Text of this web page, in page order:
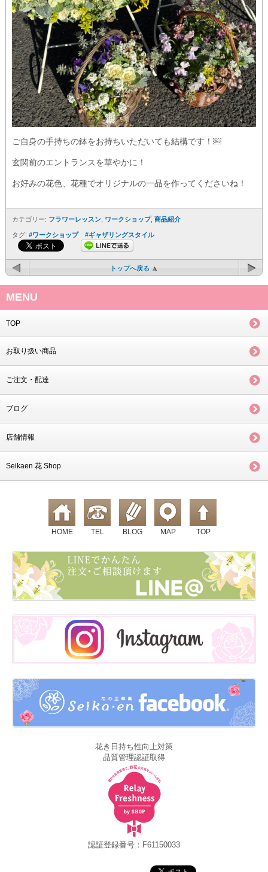
ご自身の手持ちの鉢をお持ちいただいても結構です！￼
玄関前のエントランスを華やかに！
お好みの花色、花種でオリジナルの一品を作ってくださいね！
カテゴリー: フラワーレッスン ワークショップ, 商品紹介
タグ: #ワークショップ #ギャザリングスタイル
トップへ戻る
MENU
TOP
お取り扱い商品
ご注文・配達
ブログ
店舗情報
Seikaen 花 Shop
HOME TEL BLOG MAP TOP
花き日持ち性向上対策
品質管理認証取得
認証登録番号：F61150033